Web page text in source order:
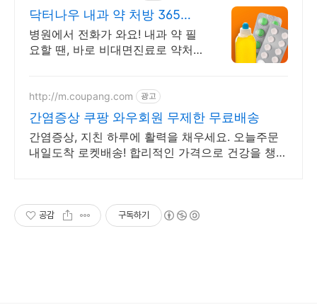
닥터나우 내과 약 처방 365일
24시간 진료가능
병원에서 전화가 와요! 내과 약 필
요할 땐, 바로 비대면진료로 약처
http://m.coupang.com 광고
간염증상 쿠팡 와우회원 무제한 무료배송
간염증상, 지친 하루에 활력을 채우세요. 오늘주문
내일도착 로켓배송! 합리적인 가격으로 건강을 챙기
공감 구독하기